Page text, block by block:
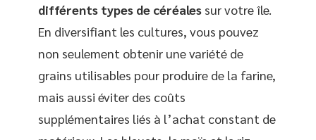
différents types de céréales sur votre île.
En diversifiant les cultures, vous pouvez
non seulement obtenir une variété de
grains utilisables pour produire de la farine,
mais aussi éviter des coûts
supplémentaires liés à l’achat constant de